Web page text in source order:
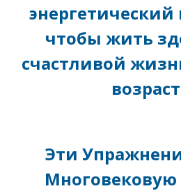
чтобы жить
счастливой
Эти